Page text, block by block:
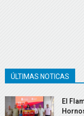
ÚLTIMAS NOTICAS
El